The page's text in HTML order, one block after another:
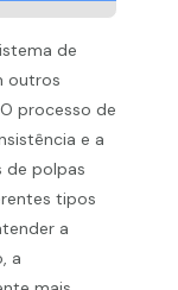
de
outros
processo de
e a
de polpas
tipos
a
a